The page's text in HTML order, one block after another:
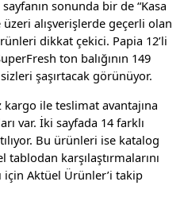
sonunda bir de “Kasa
üzeri alışverişlerde geçerli olan
dikkat çekici. Papia 12’li
ton balığının 149
şaşırtacak görünüyor.
ile teslimat avantajına
var. İki sayfada 14 farklı
Bu ürünleri ise katalog
karşılaştırmalarını
için Aktüel Ürünler’i takip